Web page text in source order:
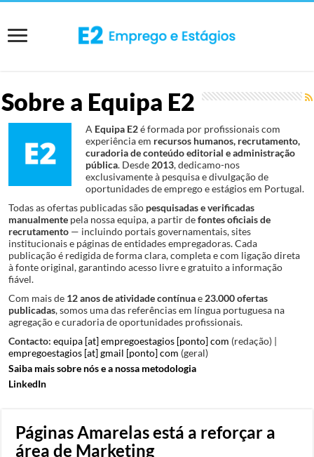
Sobre a Equipa E2
A Equipa E2é formada por profissionais com
experiência em recursos humanos, recrutamento,
curadoria de conteúdo editorial e administração
pública. Desde 2013, dedicamo-nos
exclusivamente à pesquisa e divulgação de
oportunidades de emprego e estágios em Portugal.
Todas as ofertas publicadas são pesquisadas e verificadas
manualmente pela nossa equipa, a partir defontes oficiais de
recrutamento — incluindo portais governamentais, sites
institucionais e páginas de entidades empregadoras. Cada
publicação é redigida de forma clara, completa e com ligação direta
à fonte original, garantindo acesso livre e gratuito a informação
fiável.
Com mais de 12 anos de atividade contínuae 23.000 ofertas
publicadas, somos uma das referências em língua portuguesa na
agregação e curadoria de oportunidades profissionais.
Contacto: equipa [at] empregoestagios [ponto] com (redação) |
empregoestagios [at] gmail [ponto] com (geral)
Saiba mais sobre nós e a nossa metodologia
LinkedIn
Páginas Amarelas está a reforçar a
área de Marketing